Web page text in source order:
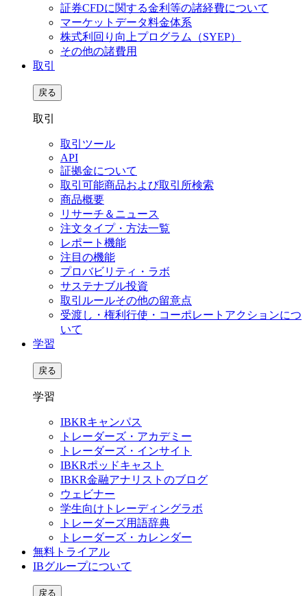
証券CFDに関する金利等の諸経費について
マーケットデータ料金体系
株式利回り向上プログラム（SYEP）
その他の諸費用
取引
戻る
取引
取引ツール
API
証拠金について
取引可能商品および取引所検索
商品概要
リサーチ＆ニュース
注文タイプ・方法一覧
レポート機能
注目の機能
プロバビリティ・ラボ
サステナブル投資
取引ルールその他の留意点
受渡し・権利行使・コーポレートアクションにつ
いて
学習
戻る
学習
IBKRキャンパス
トレーダーズ・アカデミー
トレーダーズ・インサイト
IBKRポッドキャスト
IBKR金融アナリストのブログ
ウェビナー
学生向けトレーディングラボ
トレーダーズ用語辞典
トレーダーズ・カレンダー
無料トライアル
IBグループについて
戻る